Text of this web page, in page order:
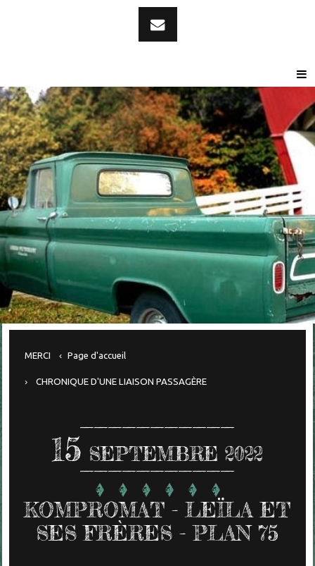
MERCI Page d'accueil
CHRONIQUE D'UNE LIAISON PASSAGÈRE
15 SEPTEMBRE 2022
KOMPROMAT - LEÏLA ET
SES FRÈRES - PLAN 75